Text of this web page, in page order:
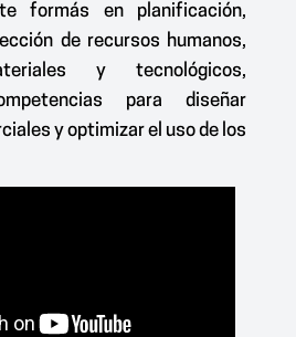
formás en planificación,
de recursos humanos,
y tecnológicos,
para diseñar
y optimizar el uso de los